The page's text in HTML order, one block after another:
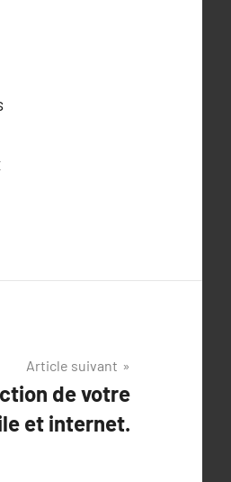
Article suivant
de votre
et internet.